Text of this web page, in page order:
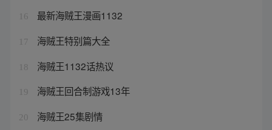
16 最新海贼王漫画1132
17 海贼王特别篇大全
18 海贼王1132话热议
19 海贼王回合制游戏13年
20 海贼王25集剧情